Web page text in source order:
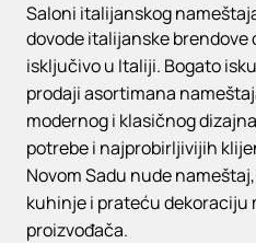
Saloni italijanskog
dovode italijanske
isključivo u Italiji. Bogato
prodaji asortimana
modernog i klasičnog
potrebe i najprobirljivijih
Novom Sadu nude
kuhinje i prateću
proizvođača.